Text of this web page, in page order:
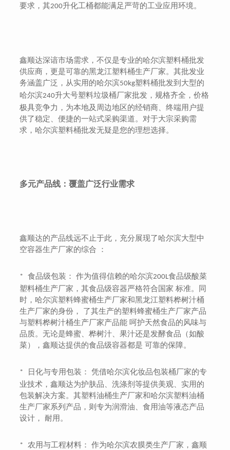
要求，其200升化工桶都能满足严苛的工业应用环境。
鑫顺达深谙市场需求，不仅是专业的哈尔滨塑料桶批发
供应商，更是可靠的黑龙江塑料桶生产厂家。其批发业
务涵盖广泛，从实用的哈尔滨50kg塑料桶批发到大型的
哈尔滨240升大号塑料垃圾桶厂家批发，规格齐全，价格
极具竞争力，为本地及周边地区的经销商、终端用户提
供了稳定、便捷的一站式采购渠道。对于大宗采购需
求，哈尔滨塑料桶批发无疑是您的理想选择。
多元产品线：覆盖广泛行业需求
鑫顺达的产品线远不止于此，充分展现了哈尔滨大型中
空容器生产厂家的综合 ：
*食品级包装： 作为值得信赖的哈尔滨200L食品级酸菜
塑料桶生产厂家，其食品级容器严格符合国家 标准。同
时，哈尔滨塑料蜂蜜桶生产厂家和黑龙江塑料桦树汁桶
生产厂家的身份， 了其生产的塑料蜂蜜桶生产厂家产品
与塑料桦树汁桶生产厂家产品能 呵护天然食品的风味与
品质。无论是蜂蜜、桦树汁、果汁还是发酵食品（如酸
菜），鑫顺达提供的食品级容器都是 可靠的保障。
*
日化与专用包装： 凭借哈尔滨化妆品包装桶厂家的专
业技术，鑫顺达为护肤品、洗涤剂等提供美观、实用的
包装解决方案。其塑料油桶生产厂家和哈尔滨塑料油桶
生产厂家系列产品，则专为润滑油、食用油等液态产品
设计， 耐用。
*农用与工程材料： 作为哈尔滨农膜类生产厂家，鑫顺